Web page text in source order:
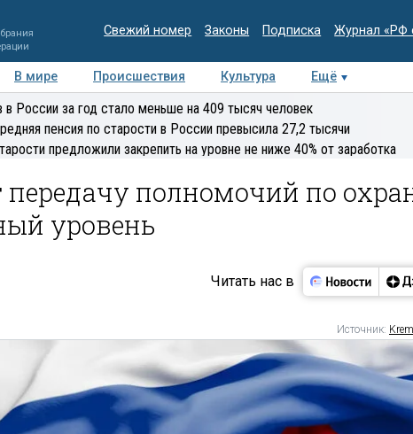
Свежий номер Законы Подписка Журнал «РФ
В мире Происшествия Культура Ещё
Медиацентр Интервью Колумнисты
в России за год стало меньше на 409 тысяч человек
пенсия по старости в России превысила 27,2 тысячи
предложили закрепить на уровне не ниже 40% от заработка
полномочий по
уровень
Читать нас в
Источник: